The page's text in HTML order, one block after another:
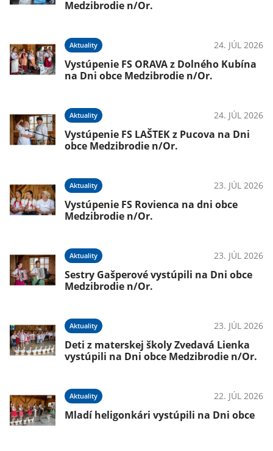
Medzibrodie n/Or.
Aktuality 24. JÚL 2026
Vystúpenie FS ORAVA z Dolného Kubína
na Dni obce Medzibrodie n/Or.
Aktuality 24. JÚL 2026
Vystúpenie FS LAŠTEK z Pucova na Dni
obce Medzibrodie n/Or.
Aktuality 23. JÚL 2026
Vystúpenie FS Rovienca na dni obce
Medzibrodie n/Or.
Aktuality 23. JÚL 2026
Sestry Gašperové vystúpili na Dni obce
Medzibrodie n/Or.
Aktuality 23. JÚL 2026
Deti z materskej školy Zvedavá Lienka
vystúpili na Dni obce Medzibrodie n/Or.
Aktuality 22. JÚL 2026
Mladí heligonkári vystúpili na Dni obce